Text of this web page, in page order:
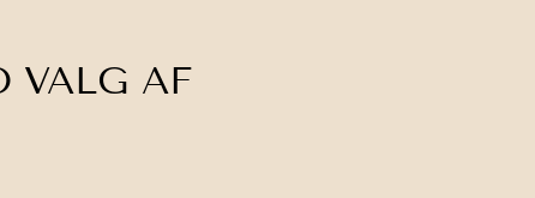
VALG AF